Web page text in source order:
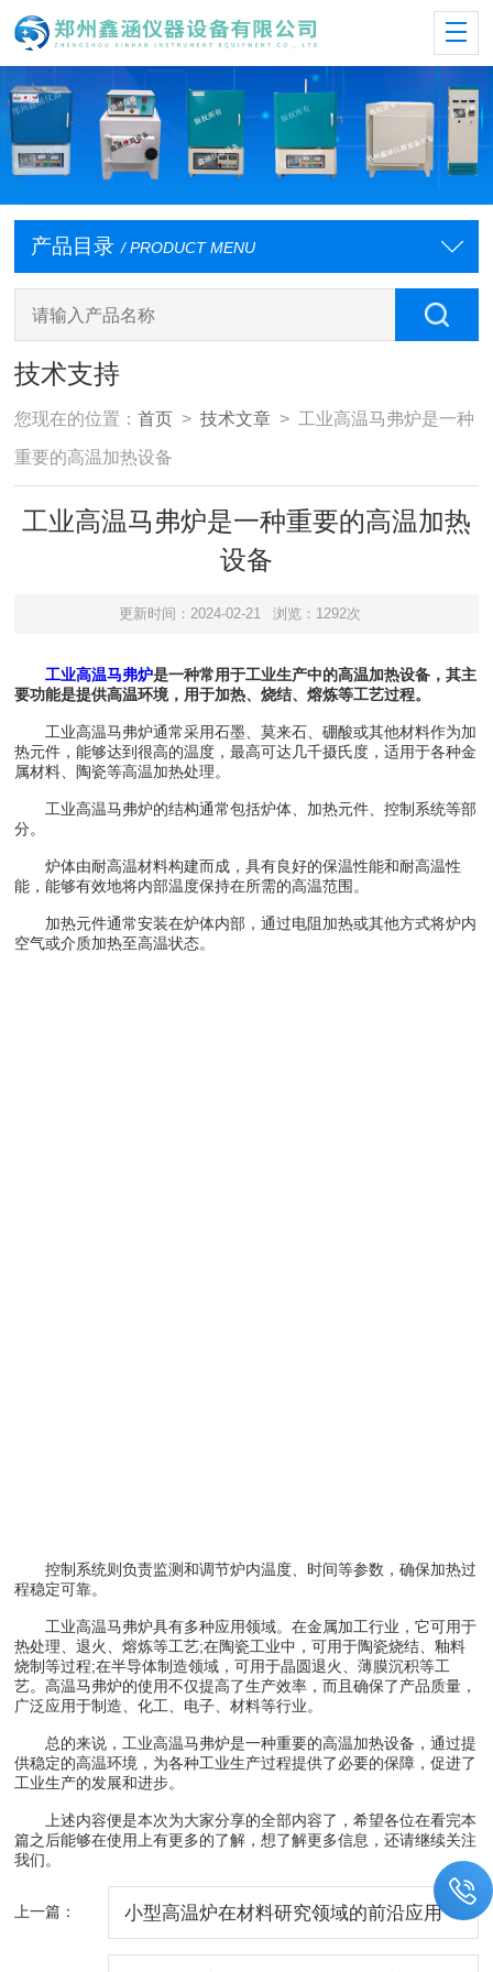
产品目录 / PRODUCT MENU
技术支持
您现在的位置：首页 >技术文章 > 工业高温马弗炉是一种
重要的高温加热设备
工业高温马弗炉是一种重要的高温加热
设备
更新时间：2024-02-21 浏览：1292次
工业高温马弗炉是一种常用于工业生产中的高温加热设备，其主
要功能是提供高温环境，用于加热、烧结、熔炼等工艺过程。
工业高温马弗炉通常采用石墨、莫来石、硼酸或其他材料作为加
热元件，能够达到很高的温度，最高可达几千摄氏度，适用于各种金
属材料、陶瓷等高温加热处理。
工业高温马弗炉的结构通常包括炉体、加热元件、控制系统等部
分。
炉体由耐高温材料构建而成，具有良好的保温性能和耐高温性
能，能够有效地将内部温度保持在所需的高温范围。
加热元件通常安装在炉体内部，通过电阻加热或其他方式将炉内
空气或介质加热至高温状态。
控制系统则负责监测和调节炉内温度、时间等参数，确保加热过
程稳定可靠。
工业高温马弗炉具有多种应用领域。在金属加工行业，它可用于
热处理、退火、熔炼等工艺;在陶瓷工业中，可用于陶瓷烧结、釉料
烧制等过程;在半导体制造领域，可用于晶圆退火、薄膜沉积等工
艺。高温马弗炉的使用不仅提高了生产效率，而且确保了产品质量，
广泛应用于制造、化工、电子、材料等行业。
总的来说，工业高温马弗炉是一种重要的高温加热设备，通过提
供稳定的高温环境，为各种工业生产过程提供了必要的保障，促进了
工业生产的发展和进步。
上述内容便是本次为大家分享的全部内容了，希望各位在看完本
篇之后能够在使用上有更多的了解，想了解更多信息，还请继续关注
我们。
上一篇： 小型高温炉在材料研究领域的前沿应用